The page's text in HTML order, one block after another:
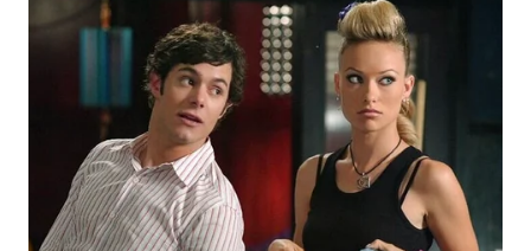
WN
TANGERANG